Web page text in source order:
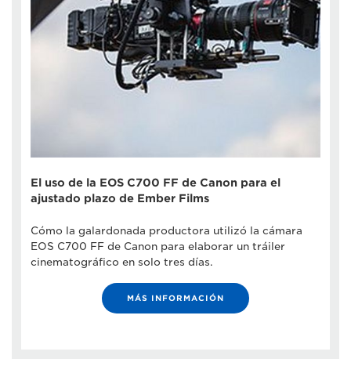
El uso de la EOS C700 FF de Canon para el
ajustado plazo de Ember Films
Cómo la galardonada productora utilizó la cámara
EOS C700 FF de Canon para elaborar un tráiler
cinematográfico en solo tres días.
MÁS INFORMACIÓN